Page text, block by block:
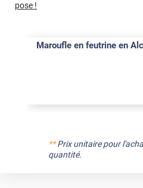
pose !
Maroufle en feutrine en
**Prix unitaire pour
quantité.